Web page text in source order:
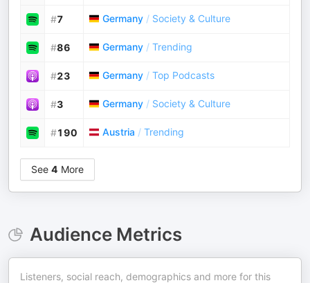
#7 Germany / Society & Culture
#86 Germany / Trending
#23 Germany / Top Podcasts
#3 Germany / Society & Culture
#190 Austria / Trending
See 4 More
Audience Metrics
Listeners, social reach, demographics and more for this